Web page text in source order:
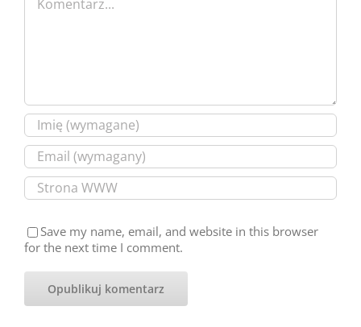
Save my name, email, and website in this browser
for the next time I comment.